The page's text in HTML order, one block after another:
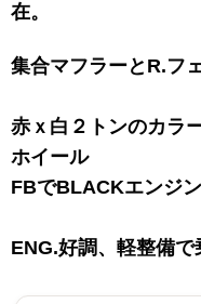
在。
集合マフラーとR.フ
赤ｘ白２トンのカラ
ホイール
FBでBLACKエンジン
ENG.好調、軽整備で